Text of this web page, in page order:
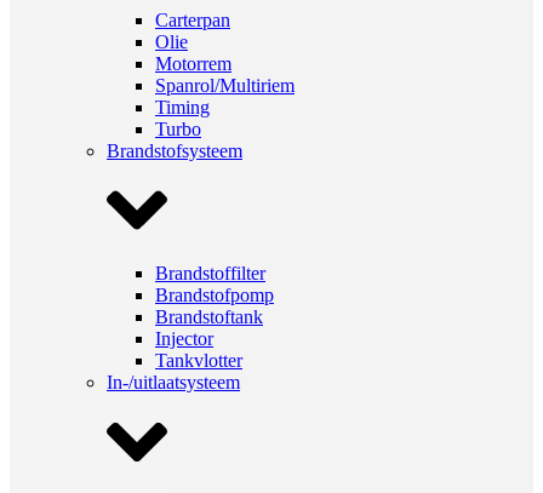
Carterpan
Olie
Motorrem
Spanrol/Multiriem
Timing
Turbo
Brandstofsysteem
Brandstoffilter
Brandstofpomp
Brandstoftank
Injector
Tankvlotter
In-/uitlaatsysteem